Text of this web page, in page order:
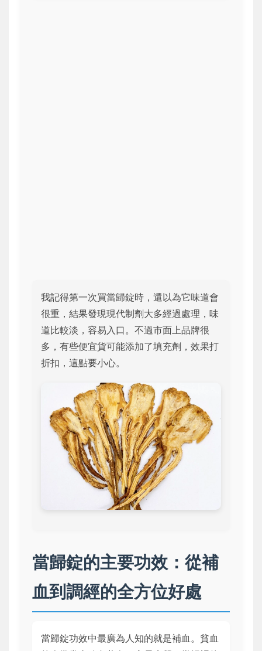
我記得第一次買當歸錠時，還以為它味道會
很重，結果發現現代制劑大多經過處理，味
道比較淡，容易入口。不過市面上品牌很
多，有些便宜貨可能添加了填充劑，效果打
折扣，這點要小心。
當歸錠的主要功效：從補
血到調經的全方位好處
當歸錠功效中最廣為人知的就是補血。貧血